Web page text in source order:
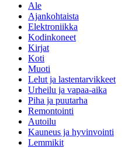
Ale
Ajankohtaista
Elektroniikka
Kodinkoneet
Kirjat
Koti
Muoti
Lelut ja lastentarvikkeet
Urheilu ja vapaa-aika
Piha ja puutarha
Remontointi
Autoilu
Kauneus ja hyvinvointi
Lemmikit